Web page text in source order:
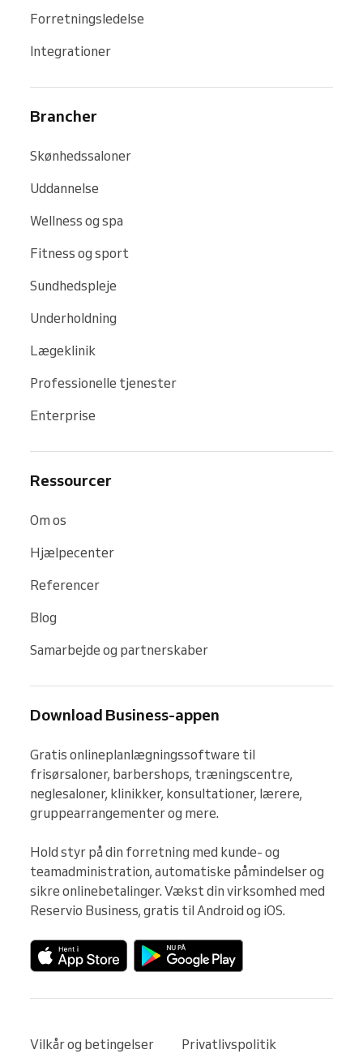
Forretningsledelse
Integrationer
Brancher
Skønhedssaloner
Uddannelse
Wellness og spa
Fitness og sport
Sundhedspleje
Underholdning
Lægeklinik
Professionelle tjenester
Enterprise
Ressourcer
Om os
Hjælpecenter
Referencer
Blog
Samarbejde og partnerskaber
Download Business-appen
Gratis onlineplanlægningssoftware til
frisørsaloner, barbershops, træningscentre,
neglesaloner, klinikker, konsultationer, lærere,
gruppearrangementer og mere.
Hold styr på din forretning med kunde- og
teamadministration, automatiske påmindelser og
sikre onlinebetalinger. Vækst din virksomhed med
Reservio Business, gratis til Android og iOS.
Vilkår og betingelser Privatlivspolitik